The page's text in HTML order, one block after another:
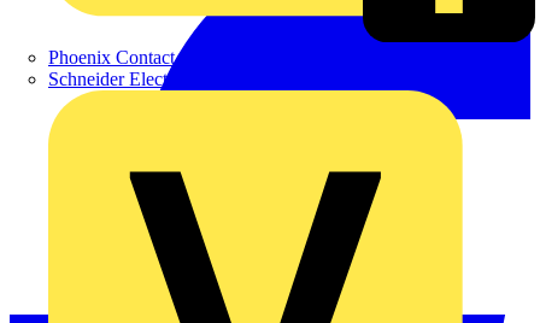
Phoenix Contact
Schneider Electric